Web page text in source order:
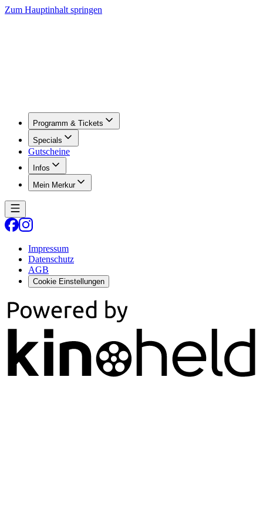
Zum Hauptinhalt springen
Programm & Tickets
Specials
Gutscheine
Infos
Mein Merkur
Impressum
Datenschutz
AGB
Cookie Einstellungen